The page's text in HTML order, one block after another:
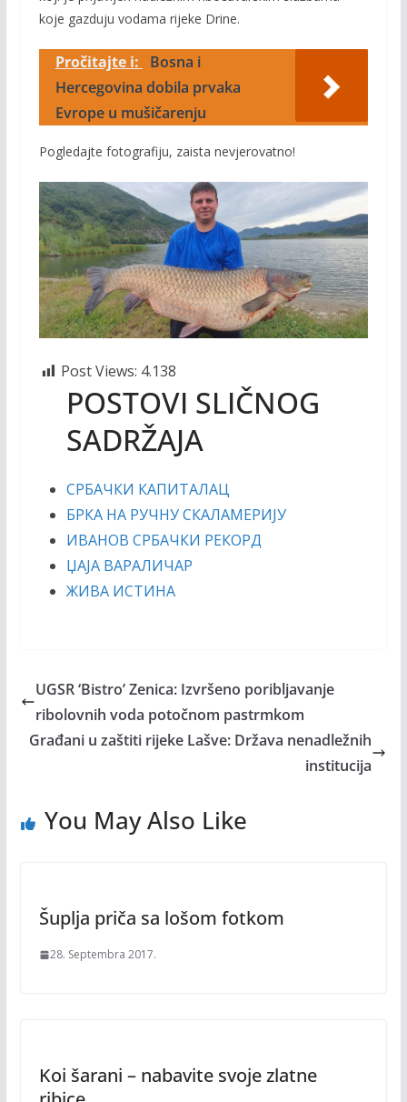
koje gazduju vodama rijeke Drine.
Pročitajte i:
Bosna i
Hercegovina dobila prvaka
Evrope u mušičarenju
Pogledajte fotografiju, zaista nevjerovatno!
Post Views: 4.138
POSTOVI SLIČNOG
SADRŽAJA
СРБАЧКИ КАПИТАЛАЦ
БРКА НА РУЧНУ СКАЛАМЕРИЈУ
ИВАНОВ СРБАЧКИ РЕКОРД
ЏАЈА ВАРАЛИЧАР
ЖИВА ИСТИНА
UGSR ‘Bistro’ Zenica: Izvršeno poribljavanje
ribolovnih voda potočnom pastrmkom
Građani u zaštiti rijeke Lašve: Država nenadležnih
institucija
You May Also Like
Šuplja priča sa lošom fotkom
28. Septembra 2017.
Koi šarani – nabavite svoje zlatne